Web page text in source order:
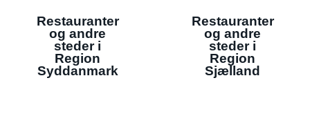
Restauranter
og andre
steder i
Region
Syddanmark
Restauranter
og andre
steder i
Region
Sjælland